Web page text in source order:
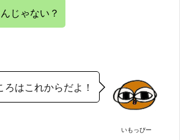
じゃない？
いもっぴー
はこれからだよ！